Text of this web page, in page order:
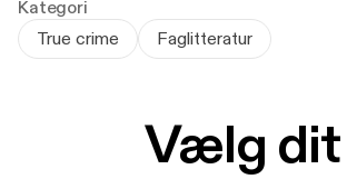
Kategori
True crime
Faglitteratur
Vælg dit